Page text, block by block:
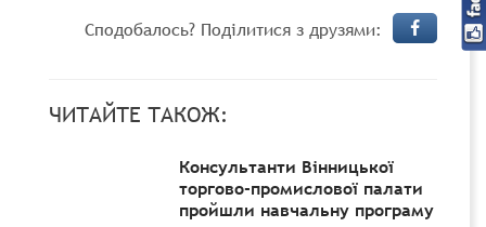
Сподобалось? Поділитися з друзями:
ЧИТАЙТЕ ТАКОЖ:
Консультанти Вінницької
торгово-промислової палати
пройшли навчальну програму